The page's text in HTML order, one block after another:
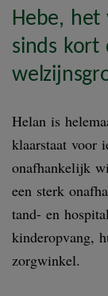
Hebe, het
sinds kort
Helan is
klaarstaat voor
onafhankelijk
een sterk
tand- en
kinderopvang,
zorgwinkel.